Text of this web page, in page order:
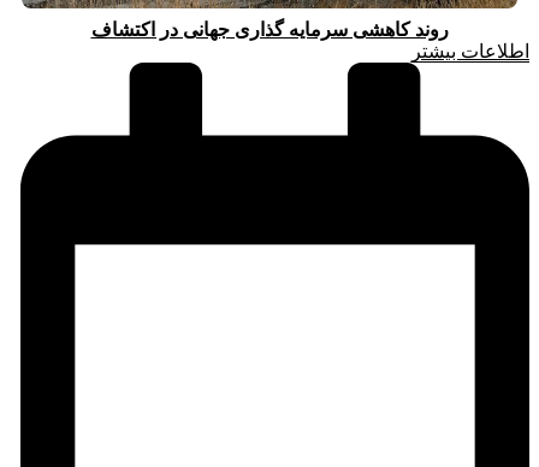
روند کاهشی سرمایه گذاری جهانی در اکتشاف
اطلاعات بیشتر